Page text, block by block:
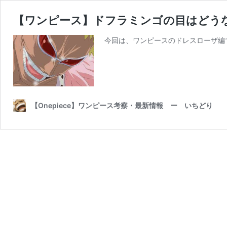
【ワンピース】ドフラミンゴの目はど
今回は、ワンピースのドレスローザ
【Onepiece】ワンピース考察・最新情報 ー いちどり